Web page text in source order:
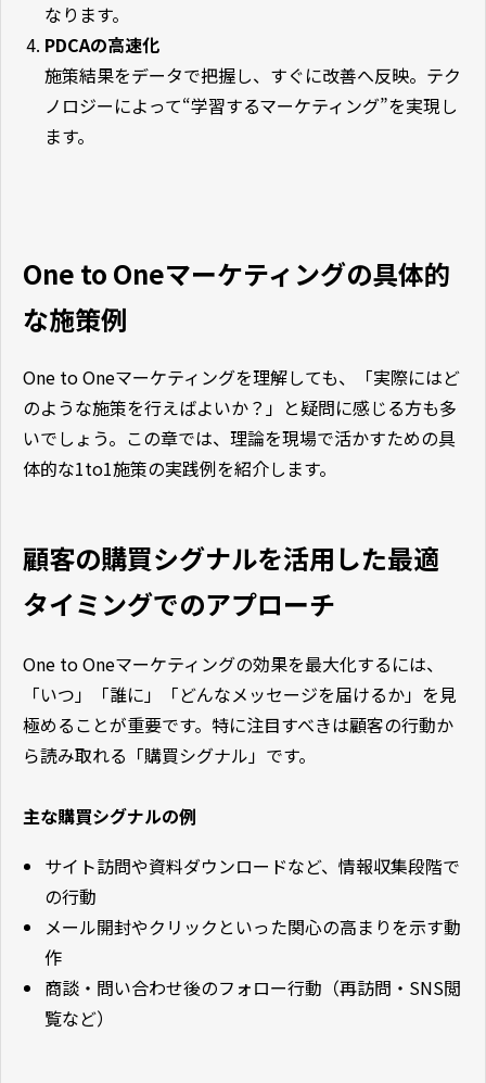
なります。
PDCAの高速化
施策結果をデータで把握し、すぐに改善へ反映。テク
ノロジーによって“学習するマーケティング”を実現し
ます。
One to Oneマーケティングの具体的
な施策例
One to Oneマーケティングを理解しても、「実際にはど
のような施策を行えばよいか？」と疑問に感じる方も多
いでしょう。この章では、理論を現場で活かすための具
体的な1to1施策の実践例を紹介します。
顧客の購買シグナルを活用した最適
タイミングでのアプローチ
One to Oneマーケティングの効果を最大化するには、
「いつ」「誰に」「どんなメッセージを届けるか」を見
極めることが重要です。特に注目すべきは顧客の行動か
ら読み取れる「購買シグナル」です。
主な購買シグナルの例
サイト訪問や資料ダウンロードなど、情報収集段階で
の行動
メール開封やクリックといった関心の高まりを示す動
作
商談・問い合わせ後のフォロー行動（再訪問・SNS閲
覧など）